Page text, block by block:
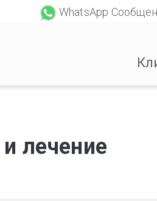
WhatsApp
лечение